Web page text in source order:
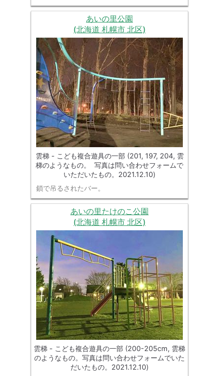
あいの里公園
(北海道 札幌市 北区)
雲梯 - こども複合遊具の一部 (201, 197, 204, 雲
梯のようなもの。 写真は問い合わせフォームで
いただいたもの。2021.12.10)
鎖で吊るされたバー。
あいの里たけのこ公園
(北海道 札幌市 北区)
雲梯 - こども複合遊具の一部 (200-205cm, 雲梯
のようなもの。写真は問い合わせフォームでいた
だいたもの。2021.12.10)